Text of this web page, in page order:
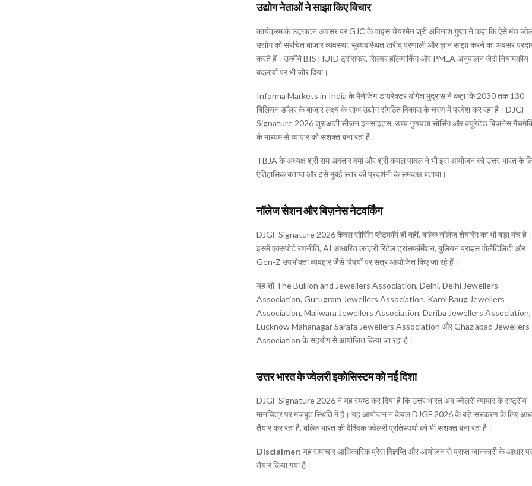
उद्योग नेताओं ने साझा किए विचार
कार्यक्रम के उद्घाटन अवसर पर GJC के वाइस चेयरमैन श्री अविनाश गुप्ता ने कहा कि ऐसे मंच
उद्योग को संरचित बाजार व्यवस्था, सुव्यवस्थित खरीद प्रणाली और ज्ञान साझा करने का अवसर
करते हैं। उन्होंने BIS HUID ट्रांसफर, सिल्वर हॉलमार्किंग और PMLA अनुपालन जैसे नियामकीय
बदलावों पर भी जोर दिया।
Informa Markets in India के मैनेजिंग डायरेक्टर योगेश मुद्रास ने कहा कि 2030 तक 130
बिलियन डॉलर के बाजार लक्ष्य के साथ उद्योग संगठित विकास के चरण में प्रवेश कर रहा है। DJGF
Signature 2026 शुरुआती सीज़न इनसाइट्स, उच्च गुणवत्ता सोर्सिंग और क्यूरेटेड बिज़नेस
के माध्यम से व्यापार को सशक्त बना रहा है।
TBJA के अध्यक्ष श्री राम अवतार वर्मा और श्री कमल पावल ने भी इस आयोजन को उत्तर भारत के
ऐतिहासिक बताया और इसे मुंबई स्तर की प्रदर्शनी के समकक्ष बताया।
नॉलेज सेशन और बिज़नेस नेटवर्किंग
DJGF Signature 2026 केवल सोर्सिंग प्लेटफॉर्म ही नहीं, बल्कि नॉलेज शेयरिंग का भी बड़ा मंच है।
इसमें एक्सपोर्ट रणनीति, AI आधारित लग्ज़री रिटेल ट्रांसफॉर्मेशन, बुलियन प्राइस वोलैटिलिटी और
Gen-Z उपभोक्ता व्यवहार जैसे विषयों पर सत्र आयोजित किए जा रहे हैं।
यह शो The Bullion and Jewellers Association, Delhi, Delhi Jewellers
Association, Gurugram Jewellers Association, Karol Baug Jewellers
Association, Maliwara Jewellers Association, Dariba Jewellers Association,
Lucknow Mahanagar Sarafa Jewellers Association और Ghaziabad Jewellers
Association के सहयोग से आयोजित किया जा रहा है।
उत्तर भारत के ज्वेलरी इकोसिस्टम को नई दिशा
DJGF Signature 2026 ने यह स्पष्ट कर दिया है कि उत्तर भारत अब ज्वेलरी व्यापार के राष्ट्रीय
मानचित्र पर मजबूत स्थिति में है। यह आयोजन न केवल DJGF 2026 के बड़े संस्करण के लिए
तैयार कर रहा है, बल्कि भारत की वैश्विक ज्वेलरी प्रतिस्पर्धा को भी सशक्त बना रहा है।
Disclaimer: यह समाचार आधिकारिक प्रेस विज्ञप्ति और आयोजन से प्राप्त जानकारी के आधार
तैयार किया गया है।